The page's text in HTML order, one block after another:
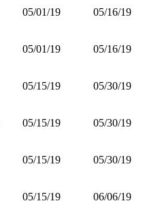
05/01/19 05/16/19
05/01/19 05/16/19
05/15/19 05/30/19
05/15/19 05/30/19
05/15/19 05/30/19
05/15/19 06/06/19